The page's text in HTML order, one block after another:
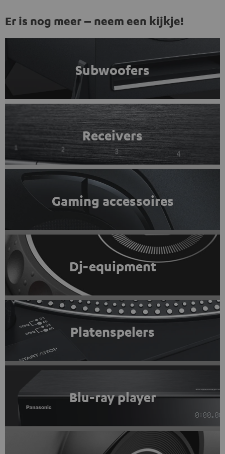
Er is nog meer – neem een kijkje!
Subwoofers
Receivers
Gaming accessoires
Dj-equipment
Platenspelers
Blu-ray player